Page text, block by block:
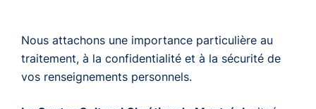
Nous attachons une importance particulière au
traitement, à la confidentialité et à la sécurité de
vos renseignements personnels.